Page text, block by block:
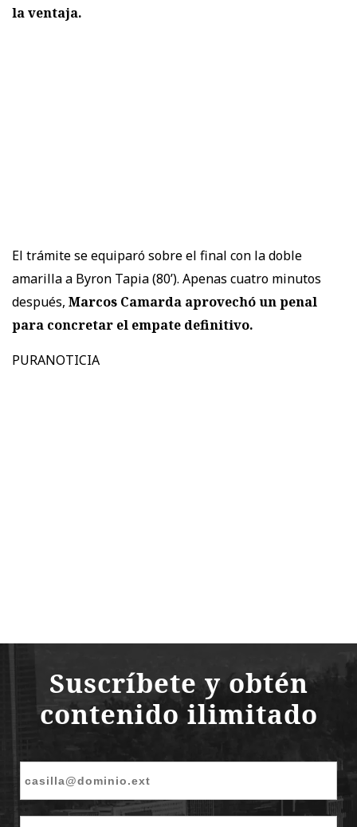
la ventaja.
El trámite se equiparó sobre el final con la doble
amarilla a Byron Tapia (80’). Apenas cuatro minutos
después, Marcos Camarda aprovechó un penal
para concretar el empate definitivo.
PURANOTICIA